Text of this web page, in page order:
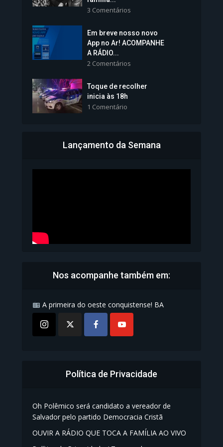
Vice-Prefeita Sheila Lemos
tomará posse nesta...
1.101 Modos de exibição
Bahia inicia emissão da
3 Comentários
Em breve nosso novo
App no Ar! ACOMPANHE
A RÁDIO...
2 Comentários
Toque de recolher
inicia às 18h
1 Comentário
Lançamento da Semana
Nos acompanhe também em:
A primeira do oeste conquistense! BA
Política de Privacidade
Oh Polêmico será candidato a vereador de
Salvador pelo partido Democracia Cristã
OUVIR A RÁDIO QUE TOCA A FAMÍLIA AO VIVO